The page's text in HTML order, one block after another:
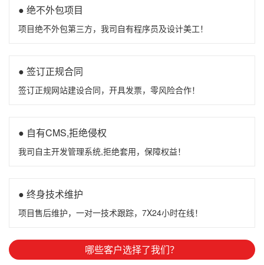
● 绝不外包项目
项目绝不外包第三方，我司自有程序员及设计美工！
● 签订正规合同
签订正规网站建设合同，开具发票，零风险合作！
● 自有CMS,拒绝侵权
我司自主开发管理系统,拒绝套用，保障权益！
● 终身技术维护
项目售后维护，一对一技术跟踪，7X24小时在线！
哪些客户选择了我们？